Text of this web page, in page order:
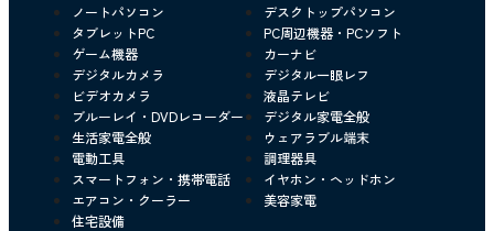
ノートパソコン
デスクトップパソコン
タブレットPC
PC周辺機器・PCソフト
ゲーム機器
カーナビ
デジタルカメラ
デジタル一眼レフ
ビデオカメラ
液晶テレビ
ブルーレイ・DVDレコーダー
デジタル家電全般
生活家電全般
ウェアラブル端末
電動工具
調理器具
スマートフォン・携帯電話
イヤホン・ヘッドホン
エアコン・クーラー
美容家電
住宅設備